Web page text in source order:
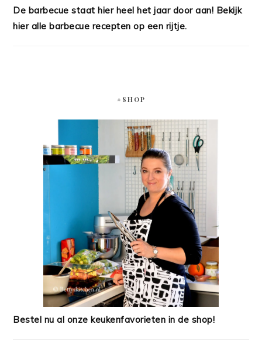
De barbecue staat hier heel het jaar door aan! Bekijk
hier alle barbecue recepten op een rijtje.
#SHOP
Bestel nu al onze keukenfavorieten in de shop!